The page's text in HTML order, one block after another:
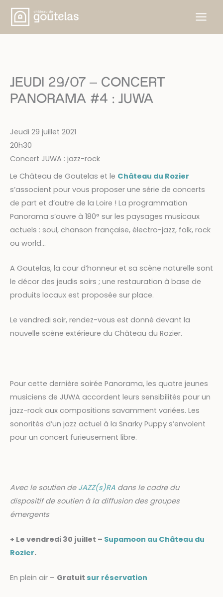
Aller
contenu
JEUDI 29/07 – CONCERT
PANORAMA #4 : JUWA
Jeudi 29 juillet 2021
20h30
Concert JUWA : jazz-rock
Le Château de Goutelas et le Château du Rozier
s’associent pour vous proposer une série de concerts
de part et d’autre de la Loire ! La programmation
Panorama s’ouvre à 180° sur les paysages musicaux
actuels : soul, chanson française, électro-jazz, folk, rock
ou world…
A Goutelas, la cour d’honneur et sa scène naturelle sont
le décor des jeudis soirs ; une restauration à base de
produits locaux est proposée sur place.
Le vendredi soir, rendez-vous est donné devant la
nouvelle scène extérieure du Château du Rozier.
Pour cette dernière soirée Panorama, les quatre jeunes
musiciens de JUWA accordent leurs sensibilités pour un
jazz-rock aux compositions savamment variées. Les
sonorités d’un jazz actuel à la Snarky Puppy s’envolent
pour un concert furieusement libre.
Avec le soutien de JAZZ(s)RA dans le cadre du
dispositif de soutien à la diffusion des groupes
émergents
+ Le vendredi 30 juillet – Supamoon au Château du
Rozier.
En plein air – Gratuit sur réservation